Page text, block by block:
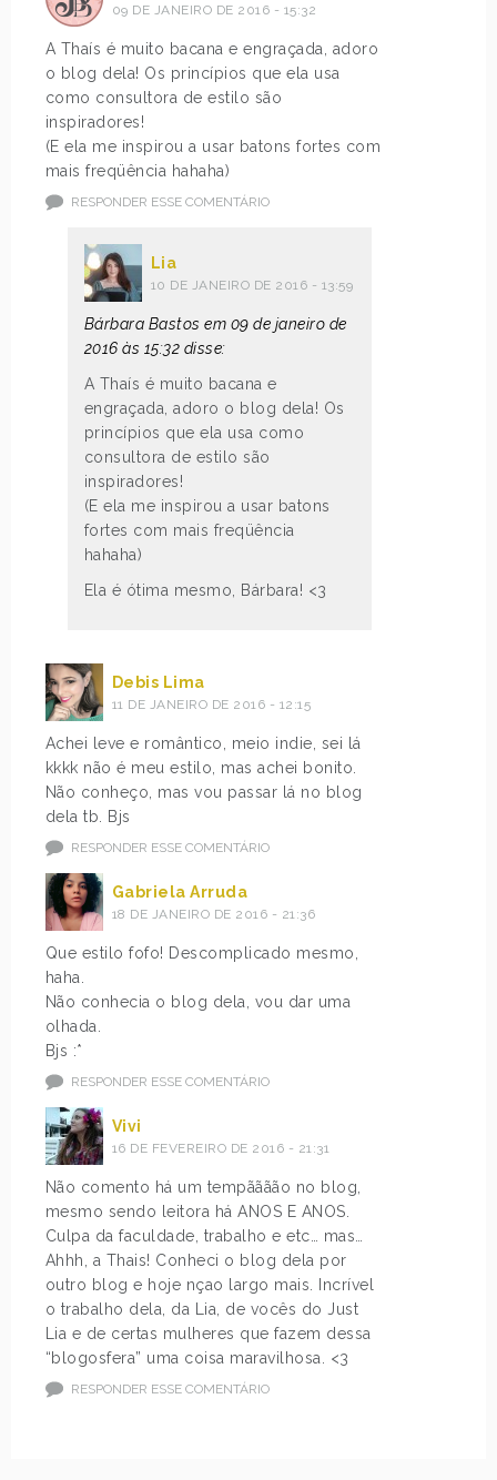
09 DE JANEIRO DE 2016 - 15:32
A Thaís é muito bacana e engraçada, adoro
o blog dela! Os princípios que ela usa
como consultora de estilo são
inspiradores!
(E ela me inspirou a usar batons fortes com
mais freqüência hahaha)
RESPONDER ESSE COMENTÁRIO
Lia
10 DE JANEIRO DE 2016 - 13:59
Bárbara Bastos em 09 de janeiro de
2016 às 15:32 disse:
A Thaís é muito bacana e
engraçada, adoro o blog dela! Os
princípios que ela usa como
consultora de estilo são
inspiradores!
(E ela me inspirou a usar batons
fortes com mais freqüência
hahaha)
Ela é ótima mesmo, Bárbara! <3
Debis Lima
11 DE JANEIRO DE 2016 - 12:15
Achei leve e romântico, meio indie, sei lá
kkkk não é meu estilo, mas achei bonito.
Não conheço, mas vou passar lá no blog
dela tb. Bjs
RESPONDER ESSE COMENTÁRIO
Gabriela Arruda
18 DE JANEIRO DE 2016 - 21:36
Que estilo fofo! Descomplicado mesmo,
haha.
Não conhecia o blog dela, vou dar uma
olhada.
Bjs :*
RESPONDER ESSE COMENTÁRIO
Vivi
16 DE FEVEREIRO DE 2016 - 21:31
Não comento há um tempãããão no blog,
mesmo sendo leitora há ANOS E ANOS.
Culpa da faculdade, trabalho e etc… mas…
Ahhh, a Thais! Conheci o blog dela por
outro blog e hoje nçao largo mais. Incrível
o trabalho dela, da Lia, de vocês do Just
Lia e de certas mulheres que fazem dessa
“blogosfera” uma coisa maravilhosa. <3
RESPONDER ESSE COMENTÁRIO